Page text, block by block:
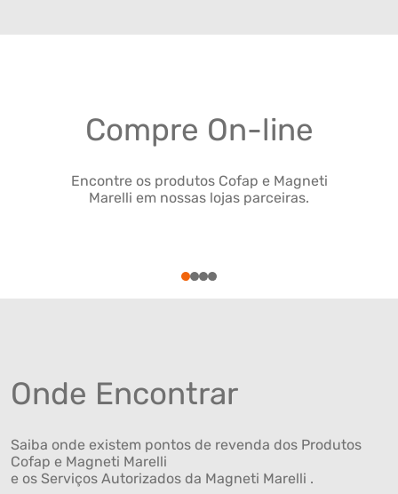
Compre On-line
Encontre os produtos Cofap e Magneti
Marelli em nossas lojas parceiras.
1234
Onde Encontrar
Saiba onde existem pontos de revenda dos Produtos
Cofap e Magneti Marelli
e os Serviços Autorizados da Magneti Marelli .